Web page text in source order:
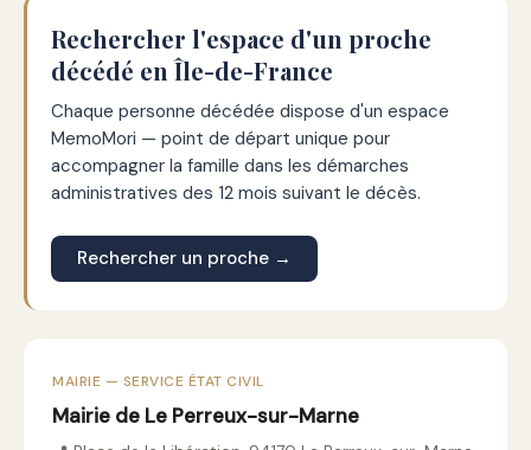
Rechercher l'espace d'un proche
décédé en Île-de-France
Chaque personne décédée dispose d'un espace
MemoMori — point de départ unique pour
accompagner la famille dans les démarches
administratives des 12 mois suivant le décès.
Rechercher un proche →
MAIRIE — SERVICE ÉTAT CIVIL
Mairie de Le Perreux-sur-Marne